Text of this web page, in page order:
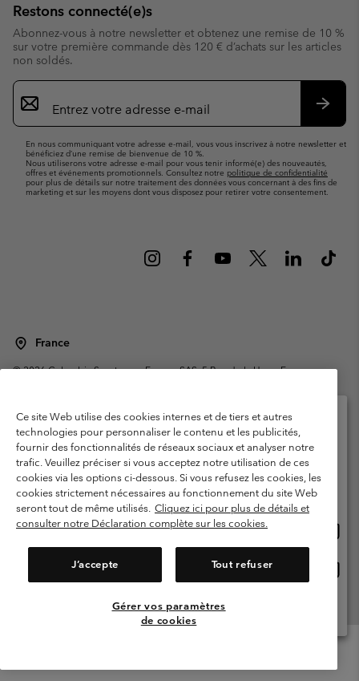
Restons connecté(e)s
Abonnez-vous à notre newsletter et obtenez une remise de 10 %
sur votre première commande dès 120 € d’achats sur les articles
non soldés.
Inscription
par
e-
En nous communiquant votre adresse e-mail, vous vous inscrivez à notre newsletter et
bénéficiez d’une remise de bienvenue de 10 %.
Nous utiliserons votre adresse e-mail pour vous tenir informé(e) des nouveautés,
offres et événements promotionnels. Consultez notre politique de confidentialité
pour plus de détails sur notre traitement des données vous concernant à des fins de
marketing et sur les moyens dont vous disposez pour retirer votre consentement.
France
©2026Columbia Sportswear Europe SAS. 5 Rue de la Haye, Espace
Garanties Légales
Politique de confidentialité
Conditions d'utilisation - Membres
Conditions D'utilisation - Contenu généré par l'utilisateur
Impressum
Cookies
Public CBCR
Ce site Web utilise des cookies internes et de tiers et autres
technologies pour personnaliser le contenu et les publicités,
fournir des fonctionnalités de réseaux sociaux et analyser notre
trafic. Veuillez préciser si vous acceptez notre utilisation de ces
cookies via les options ci-dessous. Si vous refusez les cookies, les
cookies strictement nécessaires au fonctionnement du site Web
seront tout de même utilisés. Cliquez ici pour plus de détails et
consulter notre Déclaration complète sur les cookies.
J’accepte Tout refuser
Gérer vos paramètres
de cookies
Veuillez sélectionner votre pays d’expédition et
votre langue
Achats en ligne disponibles
United States
ligne
France
Voir Tous Les Pays